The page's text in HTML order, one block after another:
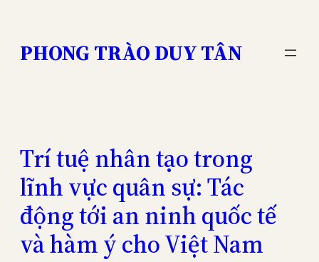
content
PHONG TRÀO DUY TÂN
Trí tuệ nhân tạo trong
lĩnh vực quân sự: Tác
động tới an ninh quốc tế
và hàm ý cho Việt Nam